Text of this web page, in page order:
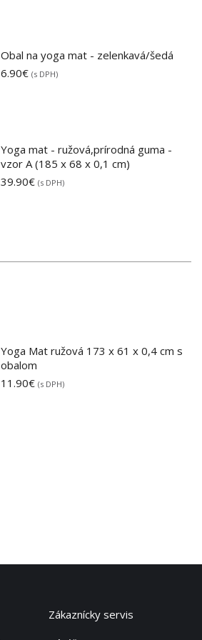
Obal na yoga mat - zelenkavá/šedá
6.90€ (s DPH)
Yoga mat - ružová,prírodná guma -
vzor A (185 x 68 x 0,1 cm)
39.90€ (s DPH)
Yoga Mat ružová 173 x 61 x 0,4 cm s
obalom
11.90€ (s DPH)
Zákaznícky servis